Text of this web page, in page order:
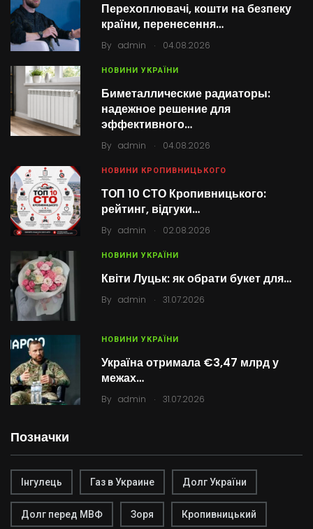
Перехоплювачі, кошти на безпеку
країни, перенесення…
By admin . 04.08.2026
НОВИНИ УКРАЇНИ
Биметаллические радиаторы:
надежное решение для
эффективного…
By admin . 04.08.2026
НОВИНИ КРОПИВНИЦЬКОГО
ТОП 10 СТО Кропивницького:
рейтинг, відгуки…
By admin . 02.08.2026
НОВИНИ УКРАЇНИ
Квіти Луцьк: як обрати букет для…
By admin . 31.07.2026
НОВИНИ УКРАЇНИ
Україна отримала €3,47 млрд у
межах…
By admin . 31.07.2026
Позначки
Інгулець Газ в Украине Долг України
Долг перед МВФ Зоря Кропивницький